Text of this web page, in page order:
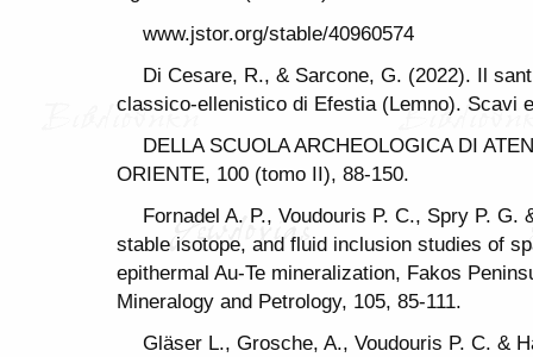
www.jstor.org/stable/40960574
Di Cesare, R., & Sarcone, G. (2022). Il
classico-ellenistico di Efestia (Lemno). Scavi
DELLA SCUOLA ARCHEOLOGICA DI
ORIENTE, 100 (tomo II), 88-150.
Fornadel A. P., Voudouris P. C., Spry P.
stable isotope, and fluid inclusion studies of
epithermal Au-Te mineralization, Fakos
Mineralogy and Petrology, 105, 85-111.
Gläser L., Grosche, A., Voudouris P. C. &